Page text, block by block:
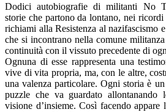
Dodici autobiografie di militanti No
storie che partono da lontano, nei
richiami alla Resistenza al nazifascismo
che si incontrano nella comune
continuità con il vissuto precedente di
Ognuna di esse rappresenta una
vive di vita propria, ma, con le altre,
una valenza particolare. Ogni storia è
puzzle che va guardato allontanando
visione d’insieme. Così facendo appare